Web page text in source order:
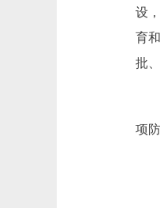
设
育
批
会
项
会